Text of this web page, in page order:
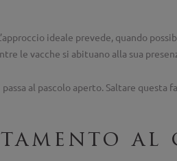
ideale prevede, quando
le vacche si abituano alla sua
al pascolo aperto. Saltare